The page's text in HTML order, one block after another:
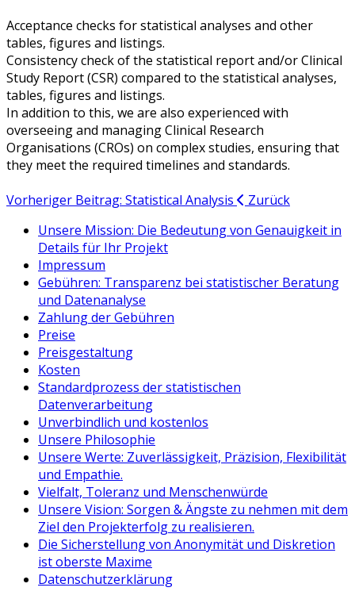
Acceptance checks for statistical analyses and other
tables, figures and listings.
Consistency check of the statistical report and/or Clinical
Study Report (CSR) compared to the statistical analyses,
tables, figures and listings.
In addition to this, we are also experienced with
overseeing and managing Clinical Research
Organisations (CROs) on complex studies, ensuring that
they meet the required timelines and standards.
Vorheriger Beitrag: Statistical Analysis
Zurück
Unsere Mission: Die Bedeutung von Genauigkeit in
Details für Ihr Projekt
Impressum
Gebühren: Transparenz bei statistischer Beratung
und Datenanalyse
Zahlung der Gebühren
Preise
Preisgestaltung
Kosten
Standardprozess der statistischen
Datenverarbeitung
Unverbindlich und kostenlos
Unsere Philosophie
Unsere Werte: Zuverlässigkeit, Präzision, Flexibilität
und Empathie.
Vielfalt, Toleranz und Menschenwürde
Unsere Vision: Sorgen & Ängste zu nehmen mit dem
Ziel den Projekterfolg zu realisieren.
Die Sicherstellung von Anonymität und Diskretion
ist oberste Maxime
Datenschutzerklärung